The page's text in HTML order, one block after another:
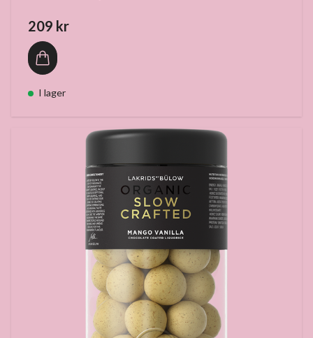
209 kr
I lager